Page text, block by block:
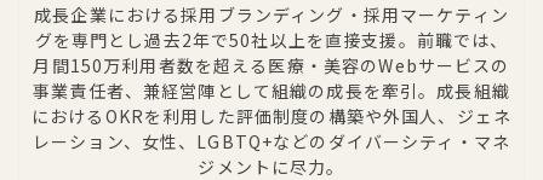
成長企業における採用ブランディング・採用マーケティン
グを専門とし過去2年で50社以上を直接支援。前職では、
月間150万利用者数を超える医療・美容のWebサービスの
事業責任者、兼経営陣として組織の成長を牽引。成長組織
におけるOKRを利用した評価制度の構築や外国人、ジェネ
レーション、女性、LGBTQ+などのダイバーシティ・マネ
ジメントに尽力。